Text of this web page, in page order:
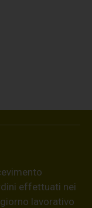
effettuati nei
lavorativo